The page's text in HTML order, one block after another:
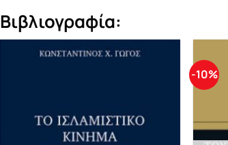
Βιβλιογραφία:
-10%